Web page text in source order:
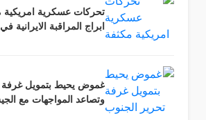
تحركات عسكرية
ابراج المراقبة الايرانية
غموض يحيط بتمويل غرفة
وتصاعد المواجهات مع